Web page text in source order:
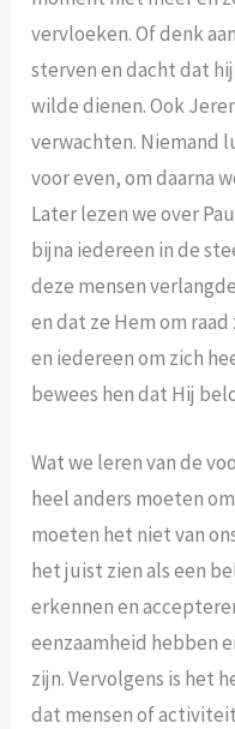
vervloeken. Of denk
sterven en dacht dat
wilde dienen. Ook
verwachten. Niemand
voor even, om daarna
Later lezen we over
bijna iedereen in de
deze mensen
en dat ze Hem om
en iedereen om zich
bewees hen dat Hij
Wat we leren van de
heel anders moeten
moeten het niet van
het juist zien als een
erkennen en
eenzaamheid hebben
zijn. Vervolgens is het
dat mensen of